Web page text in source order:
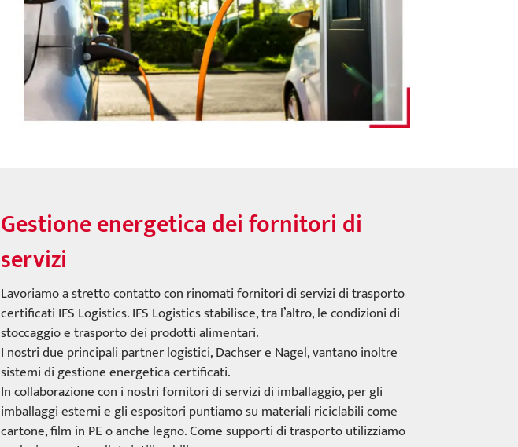
Gestione energetica dei fornitori di
servizi
Lavoriamo a stretto contatto con rinomati fornitori di servizi di trasporto
certificati IFS Logistics. IFS Logistics stabilisce, tra l’altro, le condizioni di
stoccaggio e trasporto dei prodotti alimentari.
I nostri due principali partner logistici, Dachser e Nagel, vantano inoltre
sistemi di gestione energetica certificati.
In collaborazione con i nostri fornitori di servizi di imballaggio, per gli
imballaggi esterni e gli espositori puntiamo su materiali riciclabili come
cartone, film in PE o anche legno. Come supporti di trasporto utilizziamo